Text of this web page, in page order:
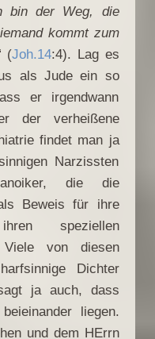
bin der Weg, die
kommt zum
(Joh.14:4). Lag es
als Jude ein so
er irgendwann
der verheißene
findet man ja
Narzissten
die die
Beweis für ihre
speziellen
Viele von diesen
Dichter
ja auch, dass
liegen.
und dem HErrn